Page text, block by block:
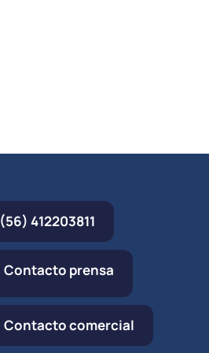
(56) 412203811
Contacto prensa
Contacto comercial